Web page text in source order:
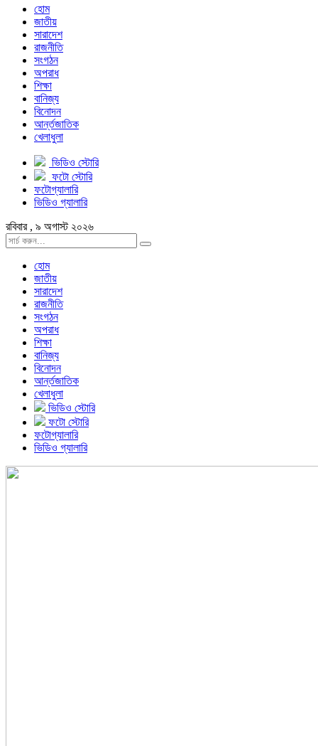
হোম
জাতীয়
সারাদেশ
রাজনীতি
সংগঠন
অপরাধ
শিক্ষা
বানিজ্য
বিনোদন
আর্ন্তজাতিক
খেলাধুলা
ভিডিও স্টোরি
ফটো স্টোরি
ফটোগ্যালারি
ভিডিও গ্যালারি
রবিবার , ৯ অগাস্ট ২০২৬
হোম
জাতীয়
সারাদেশ
রাজনীতি
সংগঠন
অপরাধ
শিক্ষা
বানিজ্য
বিনোদন
আর্ন্তজাতিক
খেলাধুলা
ভিডিও স্টোরি
ফটো স্টোরি
ফটোগ্যালারি
ভিডিও গ্যালারি